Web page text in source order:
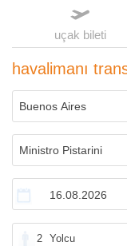
uçak bileti
havalimanı
2 Yolcu